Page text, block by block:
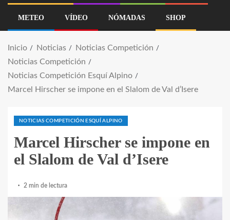
METEO VÍDEO NÓMADAS SHOP
Inicio Noticias
Noticias Competición
Noticias Competición
Noticias Competición Esquí Alpino
Marcel Hirscher se impone en el Slalom de Val d’Isere
NOTICIAS COMPETICIÓN ESQUÍ ALPINO
Marcel Hirscher se impone en
el Slalom de Val d’Isere
2 min de lectura